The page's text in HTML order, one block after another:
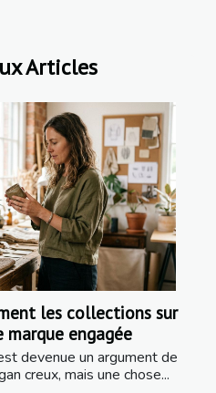
Articles
les collections sur
marque engagée
devenue un argument de
creux, mais une chose...